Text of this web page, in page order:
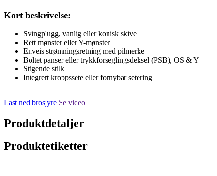
Kort beskrivelse:
Svingplugg, vanlig eller konisk skive
Rett mønster eller Y-mønster
Enveis strømningsretning med pilmerke
Boltet panser eller trykkforseglingsdeksel (PSB), OS & Y
Stigende stilk
Integrert kroppssete eller fornybar setering
Last ned brosjyre Se video
Produktdetaljer
Produktetiketter